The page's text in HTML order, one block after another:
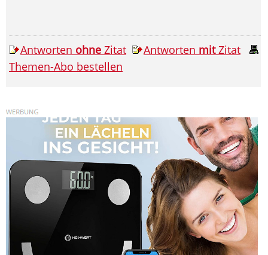
Antworten ohne Zitat Antworten mitZitat
Themen-Abo bestellen